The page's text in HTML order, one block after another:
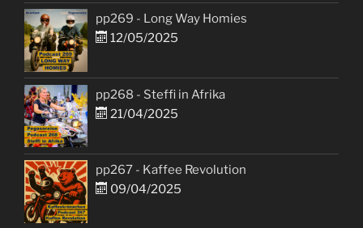
pp269 - Long Way Homies
12/05/2025
pp268 - Steffi in Afrika
21/04/2025
pp267 - Kaffee Revolution
09/04/2025